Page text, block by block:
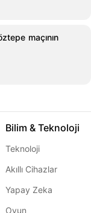
maçının
Bilim & Teknoloji
Teknoloji
Akıllı Cihazlar
Yapay Zeka
Oyun